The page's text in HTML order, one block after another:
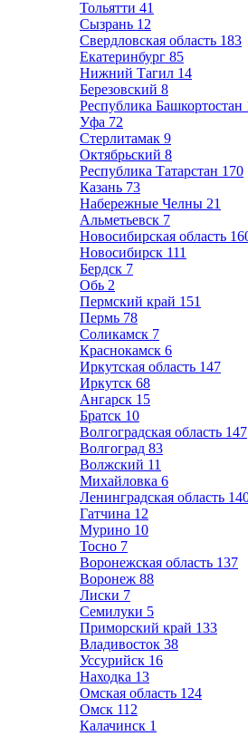
Тольятти 41
Сызрань 12
Свердловская область 183
Екатеринбург 85
Нижний Тагил 14
Березовский 8
Республика Башкортостан
Уфа 72
Стерлитамак 9
Октябрьский 8
Республика Татарстан 170
Казань 73
Набережные Челны 21
Альметьевск 7
Новосибирская область
Новосибирск 111
Бердск 7
Обь 2
Пермский край 151
Пермь 78
Соликамск 7
Краснокамск 6
Иркутская область 147
Иркутск 68
Ангарск 15
Братск 10
Волгоградская область 147
Волгоград 83
Волжский 11
Михайловка 6
Ленинградская область
Гатчина 12
Мурино 10
Тосно 7
Воронежская область 137
Воронеж 88
Лиски 7
Семилуки 5
Приморский край 133
Владивосток 38
Уссурийск 16
Находка 13
Омская область 124
Омск 112
Калачинск 1